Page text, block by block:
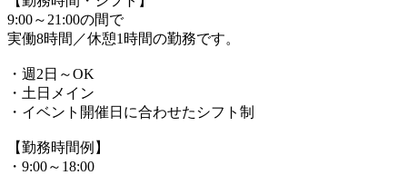
9:00～21:00の間で
実働8時間／休憩1時間の勤務です。
・週2日～OK
・土日メイン
・イベント開催日に合わせたシフト制
【勤務時間例】
・9:00～18:00